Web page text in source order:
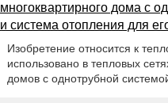
многоквартирного дома с
и система отопления для
Изобретение относится к
использовано в тепловых
домов с однотрубной